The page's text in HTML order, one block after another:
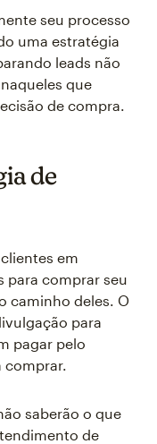
seu processo
uma estratégia
leads não
que
de compra.
de
em
para comprar seu
caminho deles. O
para
pagar pelo
comprar.
saberão o que
de